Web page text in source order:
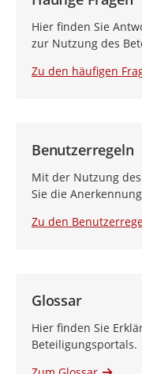
Hier finden Sie
zur Nutzung des
Zu den häufigen
Benutzerregeln
Mit der Nutzung
Sie die
Zu den
Glossar
Hier finden Sie
Beteiligungsportals.